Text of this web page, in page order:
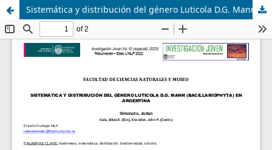
Sistemática y distribución del género Luticola D.G. Mann (Bacillariophyta) en Argentina